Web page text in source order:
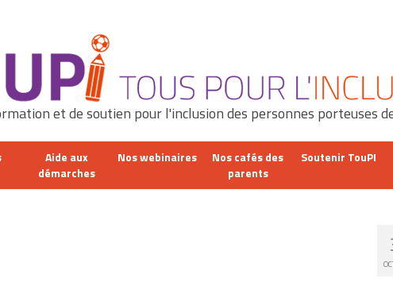
et de soutien pour l'inclusion des personnes porteuses
Aide aux
démarches
Nos webinaires
Nos cafés des
parents
Soutenir TouPI